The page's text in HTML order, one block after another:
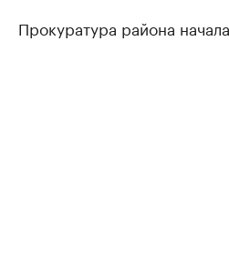
Прокуратура района